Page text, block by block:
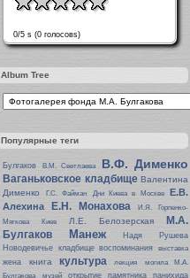
0/5 s (0 голосовs)
Album Tree
Популярные теги
Булгаков В.М. Светлаева В.Ф. Дименко
Ваганьковское кладбище Валентина
Дименко
Г.С. Файман Дни Киева в Москве
Е.В.
Алехина
Е.Н. Монахова
И.Я. Горпенко-
Мягкова
Киев Л.Е. Белозерская
М.А.
Булгаков
Манеж
Надя Рушева
Новодевичье кладбище воспоминания выставка
жена книга культура лекция
могила М.А.
Булгакова
музей открытие памятника
панихида